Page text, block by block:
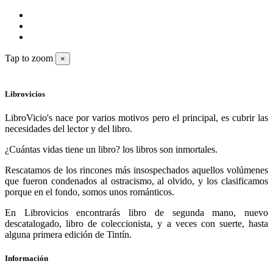
Tap to zoom ×
Librovicios
LibroVicio's nace por varios motivos pero el principal, es cubrir las
necesidades del lector y del libro.
¿Cuántas vidas tiene un libro? los libros son inmortales.
Rescatamos de los rincones más insospechados aquellos volúmenes
que fueron condenados al ostracismo, al olvido, y los clasificamos
porque en el fondo, somos unos románticos.
En Librovicios encontrarás libro de segunda mano, nuevo
descatalogado, libro de coleccionista, y a veces con suerte, hasta
alguna primera edición de Tintín.
Información